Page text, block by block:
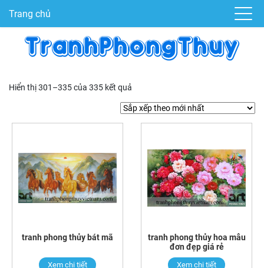
Trang chủ
Hiển thị 301–335 của 335 kết quả
tranh phong thủy bát mã
Xem chi tiết
tranh phong thủy hoa mẫu
đơn đẹp giá rẻ
Xem chi tiết